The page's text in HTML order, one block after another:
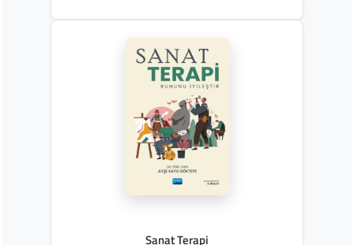
Sanat Terapi